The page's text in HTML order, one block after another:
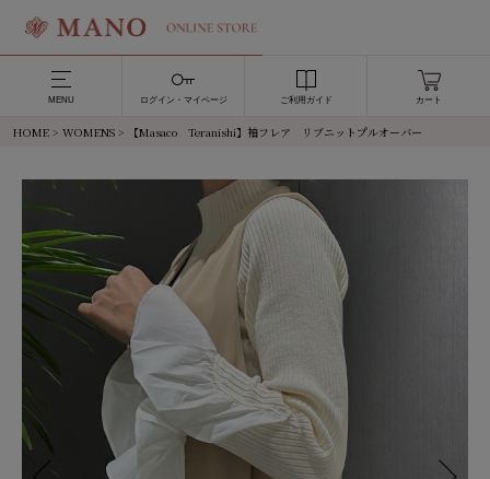
MENU ログイン・マイページ ご利用ガイド カート
HOME > WOMENS > 【Masaco Teranishi】袖フレア リブニットプルオーバー